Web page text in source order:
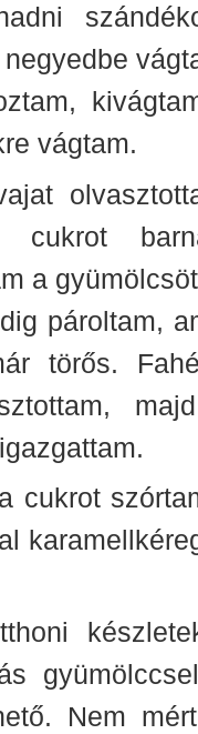
vágtam.
cukrot
a
pároltam,
törős.
cukrot
Nem